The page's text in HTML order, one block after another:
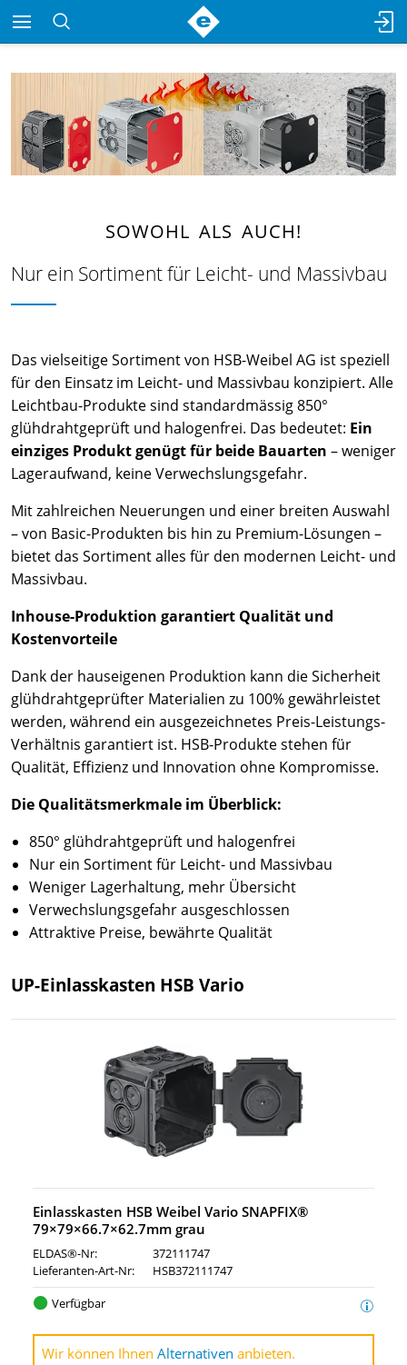
SOWOHL ALS AUCH!
Nur ein Sortiment für Leicht- und Massivbau
Das vielseitige Sortiment von HSB-Weibel AG ist speziell
für den Einsatz im Leicht- und Massivbau konzipiert. Alle
Leichtbau-Produkte sind standardmässig 850°
glühdrahtgeprüft und halogenfrei. Das bedeutet: Ein
einziges Produkt genügt für beide Bauarten – weniger
Lageraufwand, keine Verwechslungsgefahr.
Mit zahlreichen Neuerungen und einer breiten Auswahl
– von Basic-Produkten bis hin zu Premium-Lösungen –
bietet das Sortiment alles für den modernen Leicht- und
Massivbau.
Inhouse-Produktion garantiert Qualität und
Kostenvorteile
Dank der hauseigenen Produktion kann die Sicherheit
glühdrahtgeprüfter Materialien zu 100% gewährleistet
werden, während ein ausgezeichnetes Preis-Leistungs-
Verhältnis garantiert ist. HSB-Produkte stehen für
Qualität, Effizienz und Innovation ohne Kompromisse.
Die Qualitätsmerkmale im Überblick:
850° glühdrahtgeprüft und halogenfrei
Nur ein Sortiment für Leicht- und Massivbau
Weniger Lagerhaltung, mehr Übersicht
Verwechslungsgefahr ausgeschlossen
Attraktive Preise, bewährte Qualität
UP-Einlasskasten HSB Vario
Einlasskasten HSB Weibel Vario SNAPFIX®
79×79×66.7×62.7mm grau
ELDAS®-Nr:
372111747
Lieferanten-Art-Nr:
HSB372111747
Verfügbar
Wir können Ihnen Alternativen anbieten.